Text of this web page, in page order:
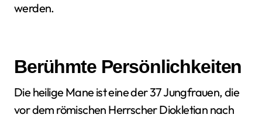
werden.
Berühmte Persönlichkeiten
Die heilige Mane ist eine der 37 Jungfrauen, die
vor dem römischen Herrscher Diokletian nach